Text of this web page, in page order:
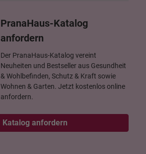
PranaHaus-Katalog
anfordern
Der PranaHaus-Katalog vereint
Neuheiten und Bestseller aus Gesundheit
& Wohlbefinden, Schutz & Kraft sowie
Wohnen & Garten. Jetzt kostenlos online
anfordern.
Katalog anfordern